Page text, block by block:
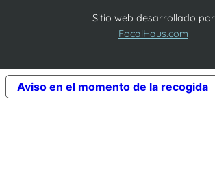
Sitio web desarrollado por
FocalHaus.com
Aviso en el momento de la recogida